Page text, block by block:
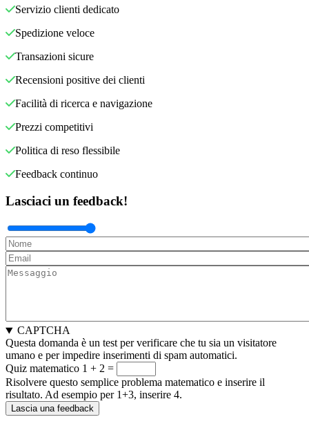
Servizio clienti dedicato
Spedizione veloce
Transazioni sicure
Recensioni positive dei clienti
Facilità di ricerca e navigazione
Prezzi competitivi
Politica di reso flessibile
Feedback continuo
Lasciaci un feedback!
CAPTCHA
Questa domanda è un test per verificare che tu sia un visitatore
umano e per impedire inserimenti di spam automatici.
Quiz matematico 1 + 2 =
Risolvere questo semplice problema matematico e inserire il
risultato. Ad esempio per 1+3, inserire 4.